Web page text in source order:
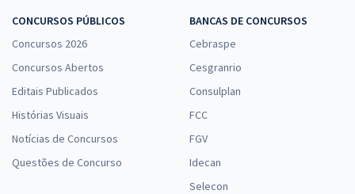
CONCURSOS PÚBLICOS
Concursos 2026
Concursos Abertos
Editais Publicados
Histórias Visuais
Notícias de Concursos
Questões de Concurso
BANCAS DE CONCURSOS
Cebraspe
Cesgranrio
Consulplan
FCC
FGV
Idecan
Selecon